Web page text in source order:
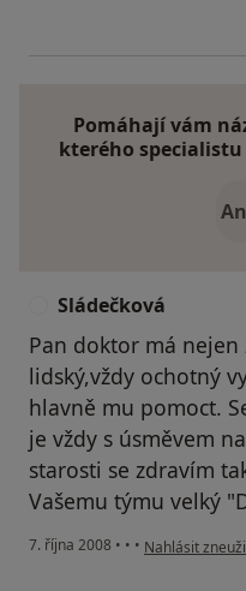
Pomáhají vám
kterého
Sládečková
Pan doktor má nejen
lidský,vždy ochotný
hlavně mu pomoct.
je vždy s úsměvem
starosti se zdravím
Vašemu týmu velký
7. října 2008 • • • podle názoru
Nahlásit